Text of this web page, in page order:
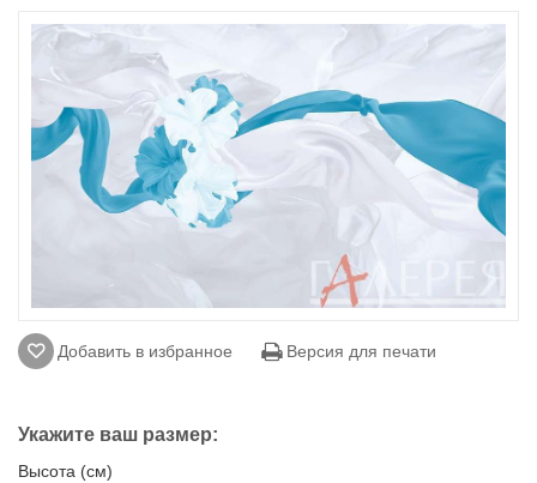
Добавить в избранное Версия для печати
Укажите ваш размер:
Высота (см)